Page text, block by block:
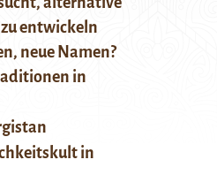
entwickeln
neue Namen?
in
in